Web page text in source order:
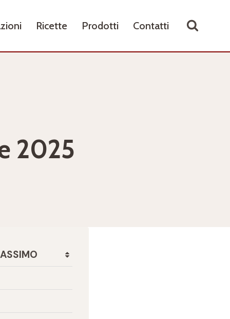
Ricette Prodotti Contatti
2025